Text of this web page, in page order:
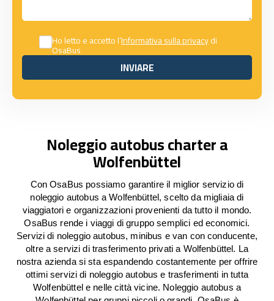
Ho letto e accetto l’Informativa sulla privacydi
OsaBus
INVIARE
INVIARE
Noleggio autobus charter a
Wolfenbüttel
Con OsaBus possiamo garantire il miglior servizio di
noleggio autobus a Wolfenbüttel, scelto da migliaia di
viaggiatori e organizzazioni provenienti da tutto il mondo.
OsaBus rende i viaggi di gruppo semplici ed economici.
Servizi di noleggio autobus, minibus e van con conducente,
oltre a servizi di trasferimento privati a Wolfenbüttel. La
nostra azienda si sta espandendo costantemente per offrire
ottimi servizi di noleggio autobus e trasferimenti in tutta
Wolfenbüttel e nelle città vicine. Noleggio autobus a